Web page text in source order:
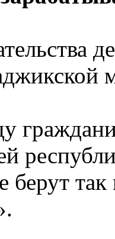
берут так